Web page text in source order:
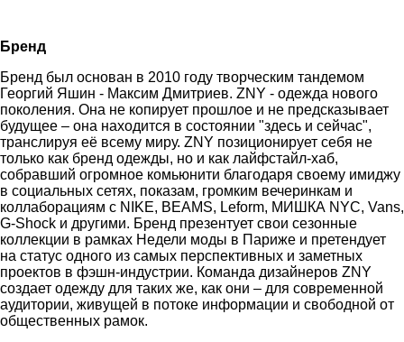
Бренд
Бренд был основан в 2010 году творческим тандемом
Георгий Яшин - Максим Дмитриев. ZNY - одежда нового
поколения. Она не копирует прошлое и не предсказывает
будущее – она находится в состоянии "здесь и сейчас",
транслируя её всему миру. ZNY позиционирует себя не
только как бренд одежды, но и как лайфстайл-хаб,
собравший огромное комьюнити благодаря своему имиджу
в социальных сетях, показам, громким вечеринкам и
коллаборациям с NIKE, BEAMS, Leform, МИШКА NYC, Vans,
G-Shock и другими. Бренд презентует свои сезонные
коллекции в рамках Недели моды в Париже и претендует
на статус одного из самых перспективных и заметных
проектов в фэшн-индустрии. Команда дизайнеров ZNY
создает одежду для таких же, как они – для современной
аудитории, живущей в потоке информации и свободной от
общественных рамок.